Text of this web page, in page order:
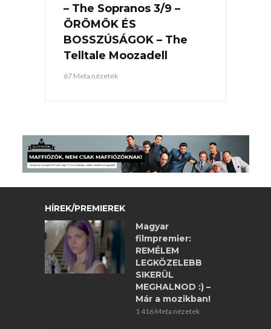
– The Sopranos 3/9 –
ÖRÖMÖK ÉS
BOSSZÚSÁGOK – The
Telltale Moozadell
67 Meta nézetek
HÍREK/PREMIEREK
Magyar
filmpremier:
REMÉLEM
LEGKÖZELEBB
SIKERÜL
MEGHALNOD :) –
Már a mozikban!
1 416 Meta nézetek